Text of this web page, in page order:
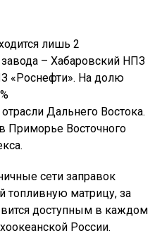
лишь 2
– Хабаровский НПЗ
«Роснефти». На долю
Дальнего Востока.
Приморье Восточного
сети заправок
топливную матрицу, за
доступным в каждом
России.